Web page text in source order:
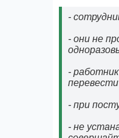
-
- они не
-
- при
- не